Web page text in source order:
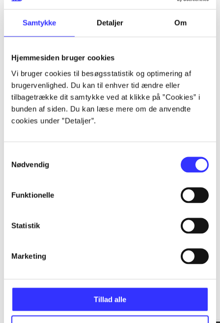
Samtykke Detaljer Om
Hjemmesiden bruger cookies
Vi bruger cookies til besøgsstatistik og optimering af
brugervenlighed. Du kan til enhver tid ændre eller
tilbagetrække dit samtykke ved at klikke på ”Cookies” i
bunden af siden. Du kan læse mere om de anvendte
cookies under ”Detaljer”.
Nødvendig
Funktionelle
Statistik
Marketing
Tillad alle
Artikler
...
...